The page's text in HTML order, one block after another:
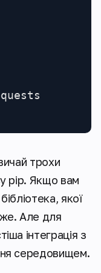
трохи
pip. Якщо вам
якої
Але для
інтеграція з
середовищем.